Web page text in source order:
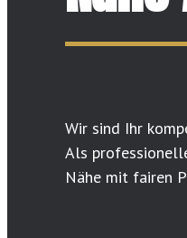
Wir sind Ihr
Als
Nähe mit fairen